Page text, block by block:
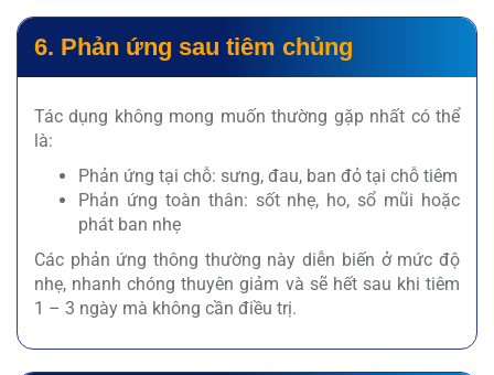
6. Phản ứng sau tiêm chủng
Tác dụng không mong muốn thường gặp nhất có thể
là:
Phản ứng tại chỗ: sưng, đau, ban đỏ tại chỗ tiêm
Phản ứng toàn thân: sốt nhẹ, ho, sổ mũi hoặc
phát ban nhẹ
Các phản ứng thông thường này diễn biến ở mức độ
nhẹ, nhanh chóng thuyên giảm và sẽ hết sau khi tiêm
1 – 3 ngày mà không cần điều trị.